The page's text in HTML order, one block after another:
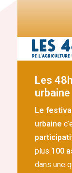
Les
urbaine
Le
urbaine
plus 100
dans une